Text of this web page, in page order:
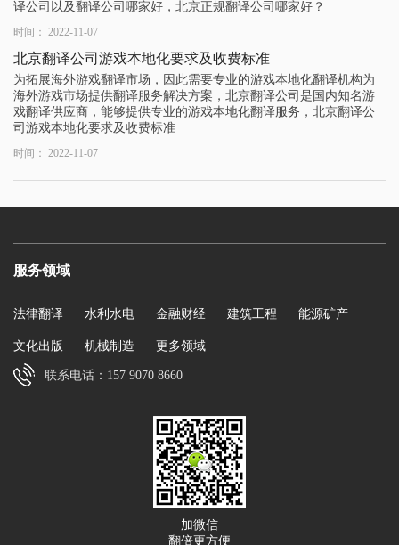
译公司以及翻译公司哪家好，北京正规翻译公司哪家好？
时间： 2022-11-07
北京翻译公司游戏本地化要求及收费标准
为拓展海外游戏翻译市场，因此需要专业的游戏本地化翻译机构为
海外游戏市场提供翻译服务解决方案，北京翻译公司是国内知名游
戏翻译供应商，能够提供专业的游戏本地化翻译服务，北京翻译公
司游戏本地化要求及收费标准
时间： 2022-11-07
服务领域
法律翻译 水利水电 金融财经 建筑工程 能源矿产
文化出版 机械制造 更多领域
联系电话：157 9070 8660
加微信
翻倍更方便